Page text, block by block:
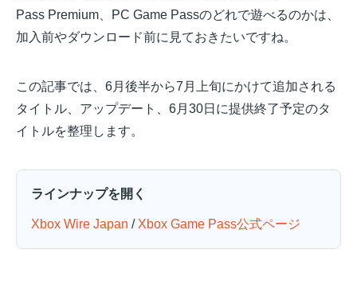
Pass Premium、PC Game Passのどれで遊べるのかは、
加入前やダウンロード前に見ておきたいですね。
この記事では、6月後半から7月上旬にかけて追加される
タイトル、アップデート、6月30日に提供終了予定のタ
イトルを整理します。
ラインナップを開く
Xbox Wire Japan / Xbox Game Pass公式ページ